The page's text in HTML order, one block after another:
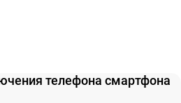
телефона смартфона